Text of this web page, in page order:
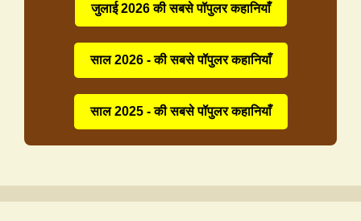
जुलाई 2026 की सबसे पॉपुलर कहानियाँ
साल 2026 - की सबसे पॉपुलर कहानियाँ
साल 2025 - की सबसे पॉपुलर कहानियाँ